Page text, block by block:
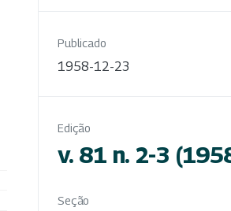
Publicado
1958-12-23
Edição
v. 81 n. 2-3
Seção